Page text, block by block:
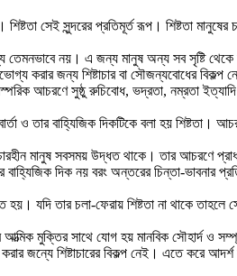
সেই সুন্দরের প্রতিমূর্ত রূপ। শিষ্টতা
তেমনভাবে নয়। এ জন্য মানুষ অন্য সব সৃষ্টি
করার জন্য শিষ্টাচার বা সৌজন্যবোধের বিকল্প
আচরণে সুষ্ঠু রুচিবোধ, ভদ্রতা, নম্রতা
তার বাহ্যিজিক দিকটিকে বলা হয় শিষ্টতা।
মানুষ সবসময় উদ্ধত থাকে। তার আচরণে
দিক নয় বরং অন্তরের চিন্তা-ভাবনার
যদি তার চলা-ফেরায় শিষ্টতা না থাকে তাহলে
মুক্তির সাথে যােগ হয় মানবিক সৌহার্দ ও
জন্যে শিষ্টাচারের বিকল্প নেই। এতে করে